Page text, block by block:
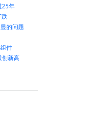
25年
跌
的问题
件
创新高